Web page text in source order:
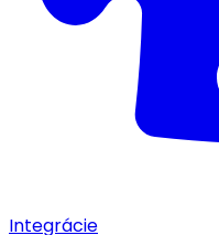
Integrácie